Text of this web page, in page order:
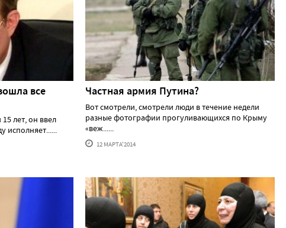
все
лет, он ввел
исполняет......
Частная армия Путина?
Вот смотрели, смотрели люди в течение недели
разные фотографии прогуливающихся по Крыму
«веж......
12 МАРТА'2014